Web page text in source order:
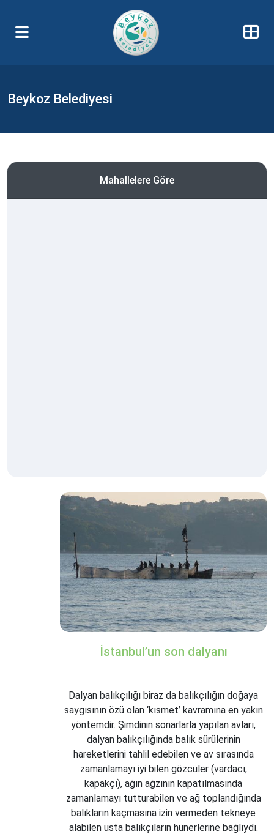
Beykoz Belediyesi
Mahallelere Göre
İstanbul’un son dalyanı
Dalyan balıkçılığı biraz da balıkçılığın doğaya
saygısının özü olan ‘kısmet’ kavramına en yakın
yöntemdir. Şimdinin sonarlarla yapılan avları,
dalyan balıkçılığında balık sürülerinin
hareketlerini tahlil edebilen ve av sırasında
zamanlamayı iyi bilen gözcüler (vardacı,
kapakçı), ağın ağzının kapatılmasında
zamanlamayı tutturabilen ve ağ toplandığında
balıkların kaçmasına izin vermeden tekneye
alabilen usta balıkçıların hünerlerine bağlıydı.